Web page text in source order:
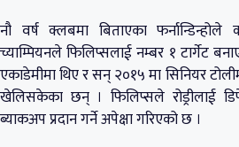
नौ वर्ष क्लबमा बिताएका
च्याम्पियनले फिलिप्सलाई नम्बर १ टार्गेट
एकाडेमीमा थिए र सन् २०१५ मा सिनियर
खेलिसकेका छन् । फिलिप्सले रोड्रीलाई
ब्याकअप प्रदान गर्ने अपेक्षा गरिएको छ ।